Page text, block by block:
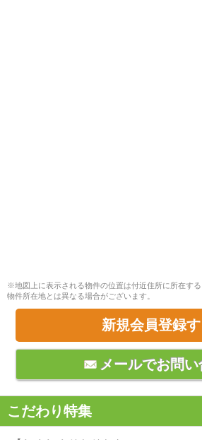
※地図上に表示される物件の位置は付近住所に所在す
物件所在地とは異なる場合がございます。
新規会員登録
メールでお問
こだわり特集